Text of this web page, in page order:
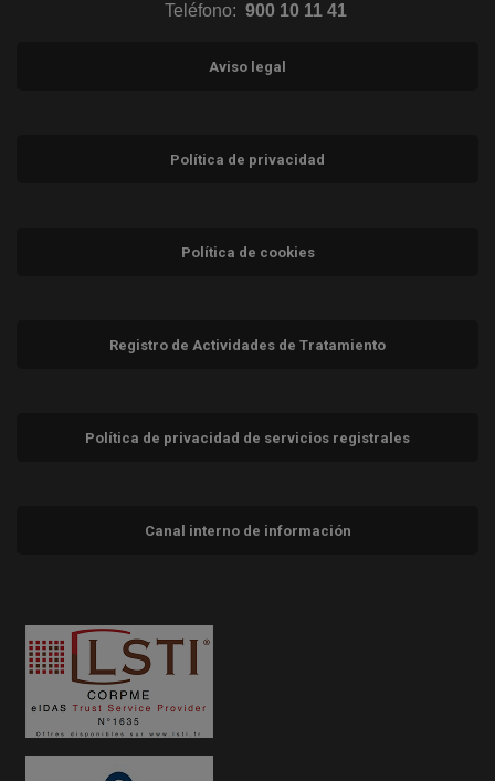
Teléfono: 900 10 11 41
Aviso legal
Política de privacidad
Política de cookies
Registro de Actividades de Tratamiento
Política de privacidad de servicios registrales
Canal interno de información